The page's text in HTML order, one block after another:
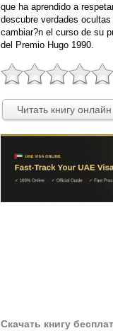
que ha aprendido a
descubre verdades
cambiar?n el curso de su
del Premio Hugo 1990.
Читать книгу
Скачать книгу